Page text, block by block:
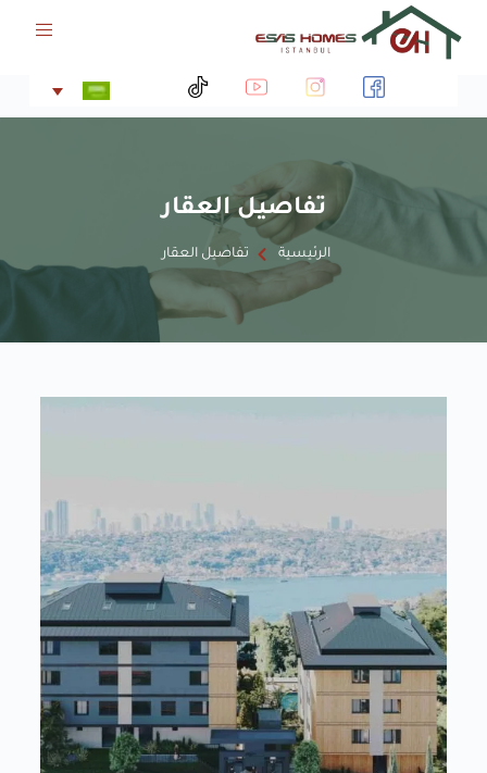
ل
ت
تفاصيل العقار
الرئيسية تفاصيل العقار